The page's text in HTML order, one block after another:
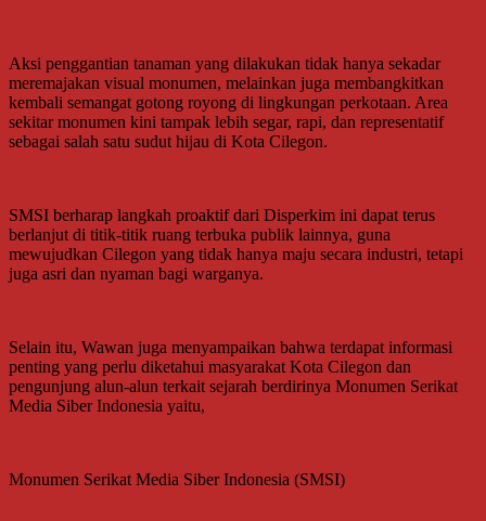
Aksi penggantian tanaman yang dilakukan tidak hanya sekadar
meremajakan visual monumen, melainkan juga membangkitkan
kembali semangat gotong royong di lingkungan perkotaan. Area
sekitar monumen kini tampak lebih segar, rapi, dan representatif
sebagai salah satu sudut hijau di Kota Cilegon.
SMSI berharap langkah proaktif dari Disperkim ini dapat terus
berlanjut di titik-titik ruang terbuka publik lainnya, guna
mewujudkan Cilegon yang tidak hanya maju secara industri, tetapi
juga asri dan nyaman bagi warganya.
Selain itu, Wawan juga menyampaikan bahwa terdapat informasi
penting yang perlu diketahui masyarakat Kota Cilegon dan
pengunjung alun-alun terkait sejarah berdirinya Monumen Serikat
Media Siber Indonesia yaitu,
Monumen Serikat Media Siber Indonesia (SMSI)